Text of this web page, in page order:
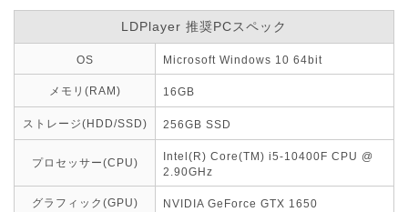
LDPlayer 推奨PCスペック
OS Microsoft Windows 10 64bit
メモリ(RAM) 16GB
ストレージ(HDD/SSD) 256GB SSD
プロセッサー(CPU)
Intel(R) Core(TM) i5-10400F CPU @
2.90GHz
グラフィック(GPU) NVIDIA GeForce GTX 1650